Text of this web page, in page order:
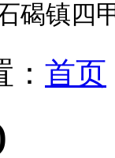
碣镇四
首页